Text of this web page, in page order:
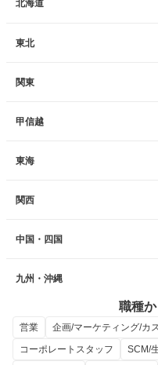
北海道
東北
関東
甲信越
東海
関西
中国・四国
九州・沖縄
職種
営業
企画/マーケティング/カ
コーポレートスタッフ
SCM/